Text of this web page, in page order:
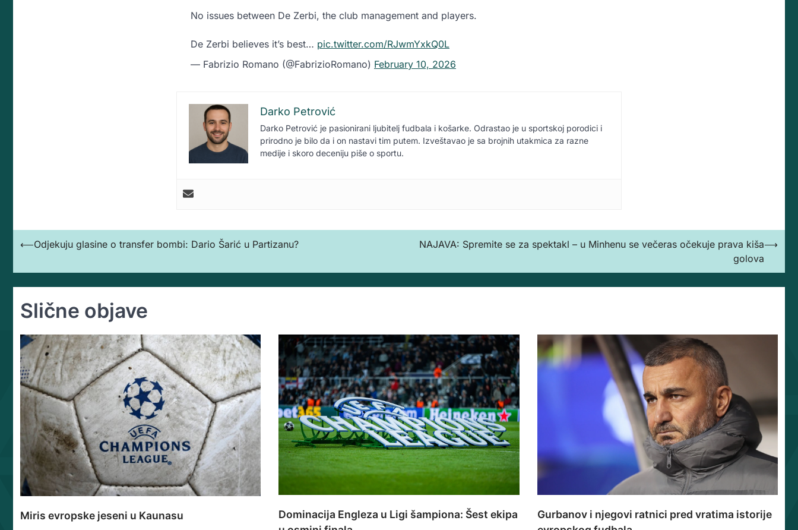
No issues between De Zerbi, the club management and players.
De Zerbi believes it’s best… pic.twitter.com/RJwmYxkQ0L
— Fabrizio Romano (@FabrizioRomano) February 10, 2026
Darko Petrović
Darko Petrović je pasionirani ljubitelj fudbala i košarke. Odrastao je u sportskoj porodici i
prirodno je bilo da i on nastavi tim putem. Izveštavao je sa brojnih utakmica za razne
medije i skoro deceniju piše o sportu.
Кретање
⟵Odjekuju glasine o transfer bombi: Dario Šarić u Partizanu?
NAJAVA: Spremite se za spektakl – u Minhenu se večeras očekuje prava kiša
golova
⟶
Slične objave
Miris evropske jeseni u Kaunasu
Dominacija Engleza u Ligi šampiona: Šest ekipa
Gurbanov i njegovi ratnici pred vratima istorije